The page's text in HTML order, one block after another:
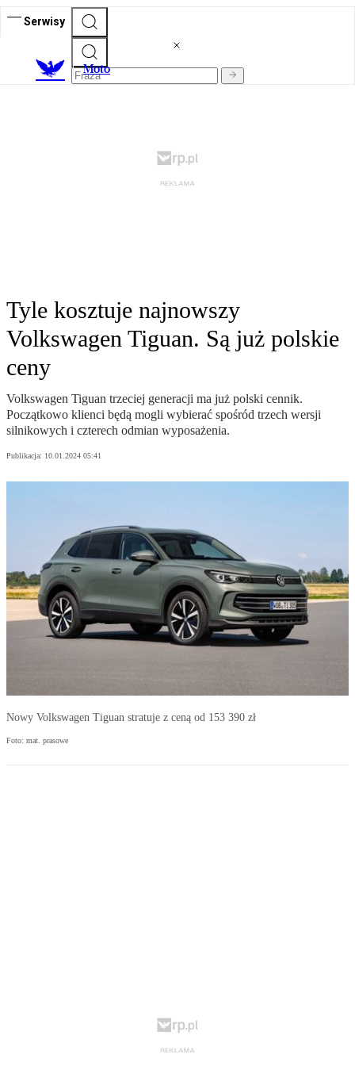
Serwisy
Moto
Tyle kosztuje najnowszy
Volkswagen Tiguan. Są już polskie
ceny
Volkswagen Tiguan trzeciej generacji ma już polski cennik.
Początkowo klienci będą mogli wybierać spośród trzech wersji
silnikowych i czterech odmian wyposażenia.
Publikacja: 10.01.2024 05:41
Nowy Volkswagen Tiguan stratuje z ceną od 153 390 zł
Foto: mat. prasowe